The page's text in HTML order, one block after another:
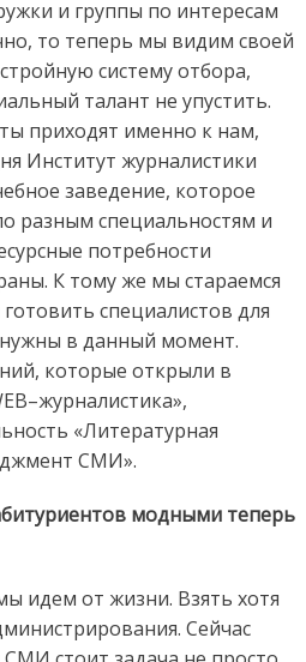
и группы по интересам
то теперь мы видим своей
систему отбора,
талант не упустить.
приходят именно к нам,
Институт журналистики
заведение, которое
разным специальностям и
потребности
К тому же мы стараемся
специалистов для
в данный момент.
которые открыли в
«Литературная
СМИ».
модными теперь
идем от жизни. Взять хотя
Сейчас